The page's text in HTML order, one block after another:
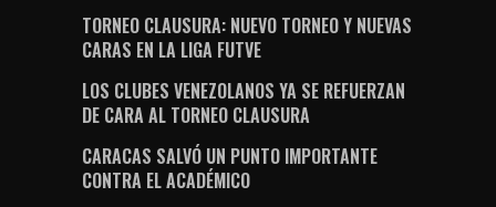
TORNEO CLAUSURA: NUEVO TORNEO Y NUEVAS
CARAS EN LA LIGA FUTVE
LOS CLUBES VENEZOLANOS YA SE REFUERZAN
DE CARA AL TORNEO CLAUSURA
CARACAS SALVÓ UN PUNTO IMPORTANTE
CONTRA EL ACADÉMICO